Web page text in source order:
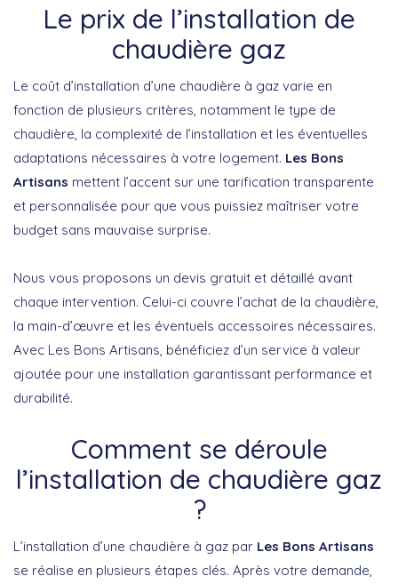
Le prix de l’installation de
chaudière gaz
Le coût d’installation d’une chaudière à gaz varie en
fonction de plusieurs critères, notamment le type de
chaudière, la complexité de l’installation et les éventuelles
adaptations nécessaires à votre logement. Les Bons
Artisans mettent l’accent sur une tarification transparente
et personnalisée pour que vous puissiez maîtriser votre
budget sans mauvaise surprise.
Nous vous proposons un devis gratuit et détaillé avant
chaque intervention. Celui-ci couvre l’achat de la chaudière,
la main-d’œuvre et les éventuels accessoires nécessaires.
Avec Les Bons Artisans, bénéficiez d’un service à valeur
ajoutée pour une installation garantissant performance et
durabilité.
Comment se déroule
l’installation de chaudière gaz
?
L’installation d’une chaudière à gaz par Les Bons Artisans
se réalise en plusieurs étapes clés. Après votre demande,